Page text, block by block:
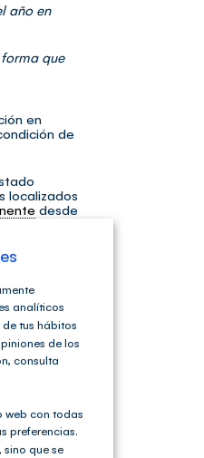
año en
que
en
de
localizados
desde
de
de un
en
analíticos
tus hábitos
de los
consulta
web con todas
preferencias.
sino que se